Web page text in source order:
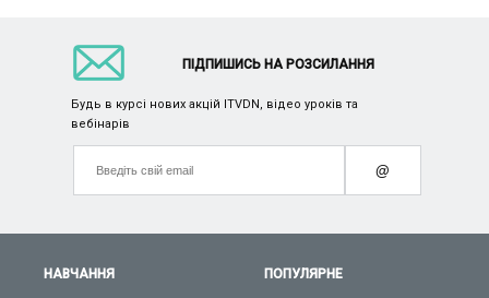
НАВЧАННЯ ПОПУЛЯРНЕ
ПІДПИШИСЬ НА РОЗСИЛАННЯ
Будь в курсі нових акцій ITVDN, відео уроків та
вебінарів
@